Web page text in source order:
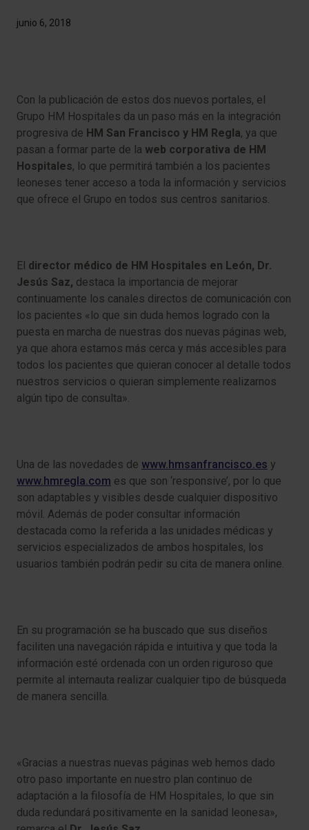
junio 6, 2018
Con la publicación de estos dos nuevos portales, el
Grupo HM Hospitales da un paso más en la integración
progresiva de HM San Francisco y HM Regla, ya que
pasan a formar parte de la web corporativa de HM
Hospitales, lo que permitirá también a los pacientes
leoneses tener acceso a toda la información y servicios
que ofrece el Grupo en todos sus centros sanitarios.
El director médico de HM Hospitales en León, Dr.
Jesús Saz, destaca la importancia de mejorar
continuamente los canales directos de comunicación con
los pacientes «lo que sin duda hemos logrado con la
puesta en marcha de nuestras dos nuevas páginas web,
ya que ahora estamos más cerca y más accesibles para
todos los pacientes que quieran conocer al detalle todos
nuestros servicios o quieran simplemente realizarnos
algún tipo de consulta».
Una de las novedades de www.hmsanfrancisco.es y
www.hmregla.com es que son ‘responsive’, por lo que
son adaptables y visibles desde cualquier dispositivo
móvil. Además de poder consultar información
destacada como la referida a las unidades médicas y
servicios especializados de ambos hospitales, los
usuarios también podrán pedir su cita de manera online.
En su programación se ha buscado que sus diseños
faciliten una navegación rápida e intuitiva y que toda la
información esté ordenada con un orden riguroso que
permite al internauta realizar cualquier tipo de búsqueda
de manera sencilla.
«Gracias a nuestras nuevas páginas web hemos dado
otro paso importante en nuestro plan continuo de
adaptación a la filosofía de HM Hospitales, lo que sin
duda redundará positivamente en la sanidad leonesa»,